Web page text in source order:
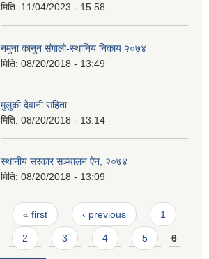
मिति: 11/04/2023 - 15:58
नमुना कानुन संगालो-स्थानिय निकाय २०७४
मिति: 08/20/2018 - 13:49
मुलुकी देवानी संहिता
मिति: 08/20/2018 - 13:14
स्थानीय सरकार सञ्चालन ऐन, २०७४
मिति: 08/20/2018 - 13:09
Pages
« first ‹ previous 1
2 3 4 5 6